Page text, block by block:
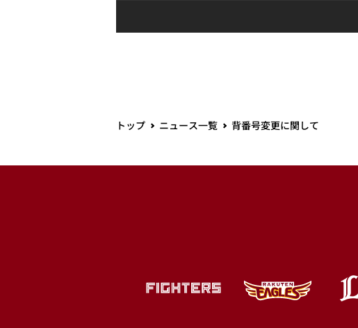
トップ ニュース一覧 背番号変更に関して